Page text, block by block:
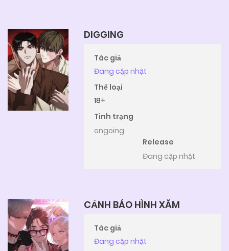
DIGGING
Tác giả
Đang cập nhật
Thể loại
18+
Tình trạng
ongoing
Release
Đang cập nhật
CẢNH BÁO HÌNH XĂM
Tác giả
Đang cập nhật